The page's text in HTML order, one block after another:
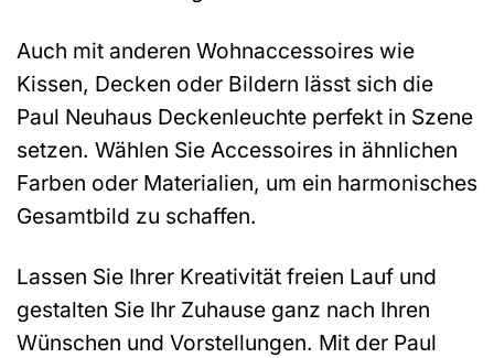
Auch mit anderen Wohnaccessoires wie
Kissen, Decken oder Bildern lässt sich die
Paul Neuhaus Deckenleuchte perfekt in Szene
setzen. Wählen Sie Accessoires in ähnlichen
Farben oder Materialien, um ein harmonisches
Gesamtbild zu schaffen.
Lassen Sie Ihrer Kreativität freien Lauf und
gestalten Sie Ihr Zuhause ganz nach Ihren
Wünschen und Vorstellungen. Mit der Paul